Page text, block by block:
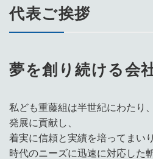
代表ご挨拶
夢を創り続ける会
私ども重藤組は半世紀にわたり
発展に貢献し、
着実に信頼と実績を培ってまい
時代のニーズに迅速に対応した